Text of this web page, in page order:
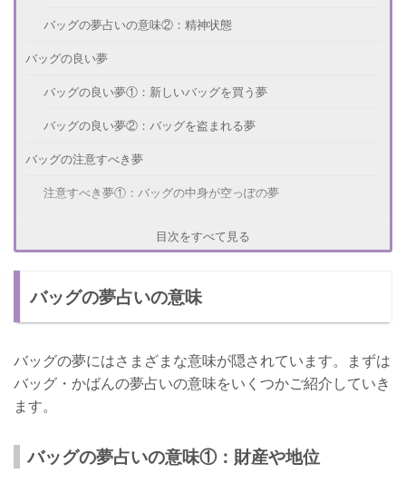
バッグの夢占いの意味②：精神状態
バッグの良い夢
バッグの良い夢①：新しいバッグを買う夢
バッグの良い夢②：バッグを盗まれる夢
バッグの注意すべき夢
注意すべき夢①：バッグの中身が空っぽの夢
女性がみるバッグの夢は妊娠の予兆！？
さいごに
目次をすべて見る
バッグの夢占いの意味
バッグの夢にはさまざまな意味が隠されています。まずは
バッグ・かばんの夢占いの意味をいくつかご紹介していき
ます。
バッグの夢占いの意味①：財産や地位